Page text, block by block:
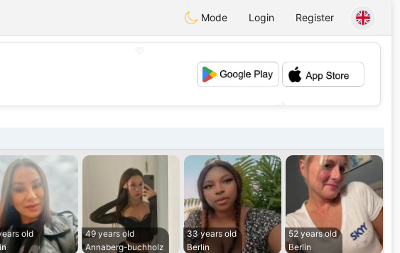
Mode Login Register
old
49 years old
Annaberg-buchholz
33 years old
Berlin
52 years old
Berlin